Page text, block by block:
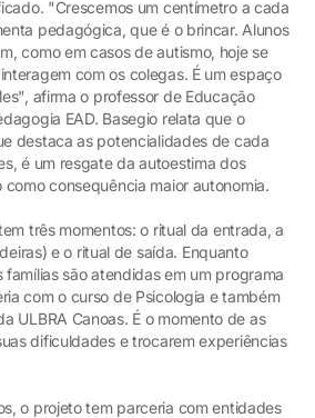
"Crescemos um centímetro a cada
pedagógica, que é o brincar. Alunos
como em casos de autismo, hoje se
com os colegas. É um espaço
afirma o professor de Educação
EAD. Basegio relata que o
destaca as potencialidades de cada
é um resgate da autoestima dos
consequência maior autonomia.
três momentos: o ritual da entrada, a
e o ritual de saída. Enquanto
famílias são atendidas em um programa
com o curso de Psicologia e também
ULBRA Canoas. É o momento de as
dificuldades e trocarem experiências
o projeto tem parceria com entidades